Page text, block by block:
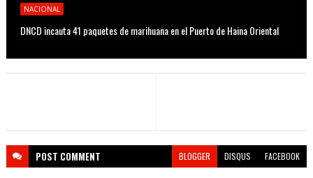
NACIONAL
DNCD incauta 41 paquetes de marihuana en el Puerto de Haina Oriental
POST COMMENT BLOGGER DISQUS FACEBOOK